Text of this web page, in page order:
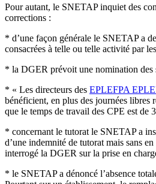
Pour autant, le SNETAP inquiet des
corrections :
* d’une façon générale le SNETAP a
consacrées à telle ou telle activité par
* la DGER prévoit une nomination des
* « Les directeurs des EPLEFPA
bénéficient, en plus des journées libres
que le temps de travail des CPE est de
* concernant le tutorat le SNETAP a
d’une indemnité de tutorat mais sans
interrogé la DGER sur la prise en
* le SNETAP a dénoncé l’absence